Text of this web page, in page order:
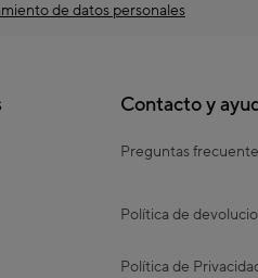
de datos personales
Contacto y
Preguntas
Política de
Política de